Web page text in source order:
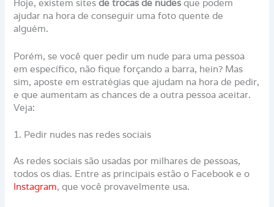
Hoje, existem sites de trocas de nudes que podem
ajudar na hora de conseguir uma foto quente de
alguém.
Porém, se você quer pedir um nude para uma pessoa
em específico, não fique forçando a barra, hein? Mas
sim, aposte em estratégias que ajudam na hora de pedir,
e que aumentam as chances de a outra pessoa aceitar.
Veja:
1. Pedir nudes nas redes sociais
As redes sociais são usadas por milhares de pessoas,
todos os dias. Entre as principais estão o Facebook e o
Instagram, que você provavelmente usa.